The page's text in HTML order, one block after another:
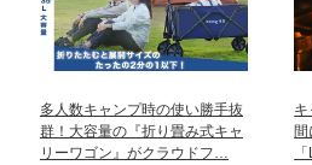
多人数キャンプ時の使い勝手抜
群！大容量の『折り畳み式キャ
リーワゴン』がクラウドフ…
間